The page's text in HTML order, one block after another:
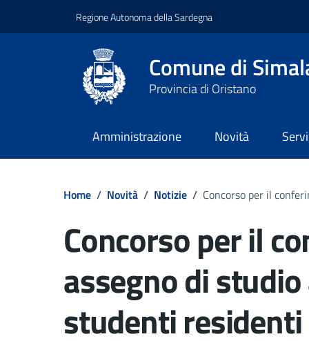
Regione Autonoma della Sardegna
Comune di
Provincia di Oristano
Amministrazione Novità
Home / Novità / Notizie / Concorso per il
Concorso per il
assegno di
studenti